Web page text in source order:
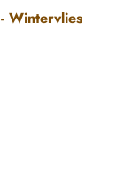
Wintervlies